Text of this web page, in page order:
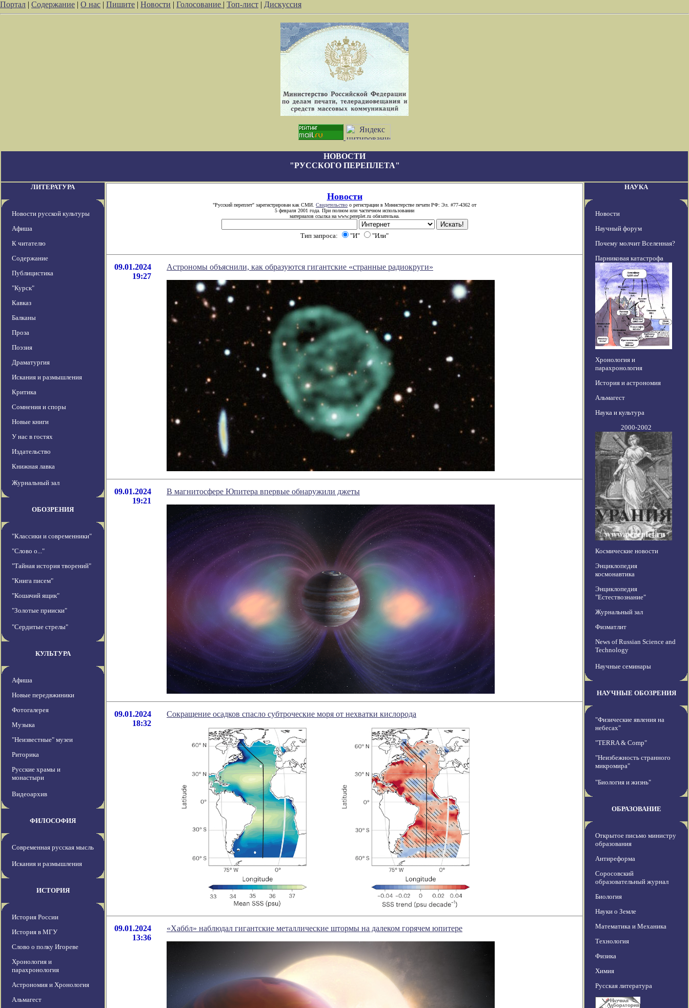
Портал | Содержание | О нас | Пишите | Новости | Голосование | Топ-лист | Дискуссия
НОВОСТИ
"РУССКОГО ПЕРЕПЛЕТА"
ЛИТЕРАТУРА
Новости русской культуры
Афиша
К читателю
Содержание
Публицистика
"Курск"
Кавказ
Балканы
Проза
Поэзия
Драматургия
Искания и размышления
Критика
Сомнения и споры
Новые книги
У нас в гостях
Издательство
Книжная лавка
Журнальный зал
ОБОЗРЕНИЯ
"Классики и современники"
"Слово о..."
"Тайная история творений"
"Книга писем"
"Кошачий ящик"
"Золотые прииски"
"Сердитые стрелы"
КУЛЬТУРА
Афиша
Новые передвжиники
Фотогалерея
Музыка
"Неизвестные" музеи
Риторика
Русские храмы и
монастыри
Видеоархив
ФИЛОСОФИЯ
Современная русская мысль
Искания и размышления
ИСТОРИЯ
История России
История в МГУ
Слово о полку Игореве
Хронология и
парахронология
Астрономия и Хронология
Альмагест
Новости
"Русский переплет" зарегистрирован как СМИ. Свидетельство о регистрации в Министерстве печати РФ: Эл. #77-4362 от
5 февраля 2001 года. При полном или частичном использовании
материалов ссылка на www.pereplet.ru обязательна.
Тип запроса: "И" "Или"
09.01.2024
19:27
Астрономы объяснили, как образуются гигантские «странные радиокруги»
09.01.2024
19:21
В магнитосфере Юпитера впервые обнаружили джеты
09.01.2024
18:32
Сокращение осадков спасло субтроческие моря от нехватки кислорода
09.01.2024
13:36
«Хаббл» наблюдал гигантские металлические штормы на далеком горячем юпитере
НАУКА
Новости
Научный форум
Почему молчит Вселенная?
Парниковая катастрофа
Хронология и
парахронология
История и астрономия
Альмагест
Наука и культура
2000-2002
Космические новости
Энциклопедия
космонавтика
Энциклопедия
"Естествознание"
Журнальный зал
Физматлит
News of Russian Science and
Technology
Научные семинары
НАУЧНЫЕ ОБОЗРЕНИЯ
"Физические явления на
небесах"
"TERRA & Comp"
"Неизбежность странного
микромира"
"Биология и жизнь"
ОБРАЗОВАНИЕ
Открытое письмо министру
образования
Антиреформа
Соросовский
образовательный журнал
Биология
Науки о Земле
Математика и Механика
Технология
Физика
Химия
Русская литература